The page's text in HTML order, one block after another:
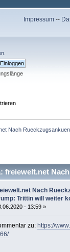
Impressum--
Nach
freiewelt.net
Nach
Trittin will weiter
- 13:59 »
zu: https://